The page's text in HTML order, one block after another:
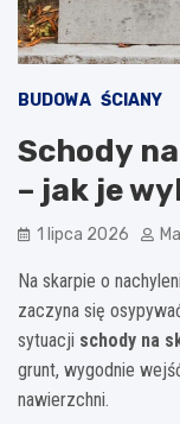
BUDOWA ŚCIANY
Schody
– jak je
1 lipca 2026
Na skarpie o
zaczyna się
sytuacji schody na
grunt, wygodnie
nawierzchni.